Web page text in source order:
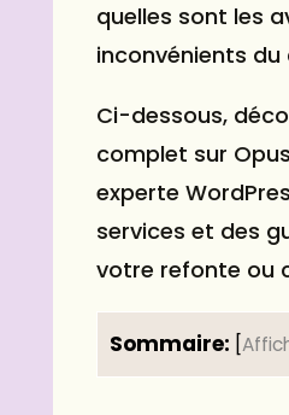
quelles sont les
inconvénients du
Ci-dessous,
complet sur
experte
services et des
votre refonte ou
Sommaire: